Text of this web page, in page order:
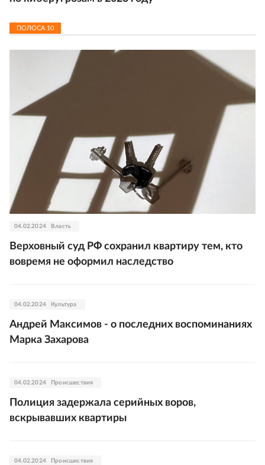
ПОЛОСА 10
04.02.2024 Власть
Верховный суд РФ сохранил квартиру тем, кто
вовремя не оформил наследство
04.02.2024 Культура
Андрей Максимов - о последних воспоминаниях
Марка Захарова
04.02.2024 Происшествия
Полиция задержала серийных воров,
вскрывавших квартиры
04.02.2024 Происшествия